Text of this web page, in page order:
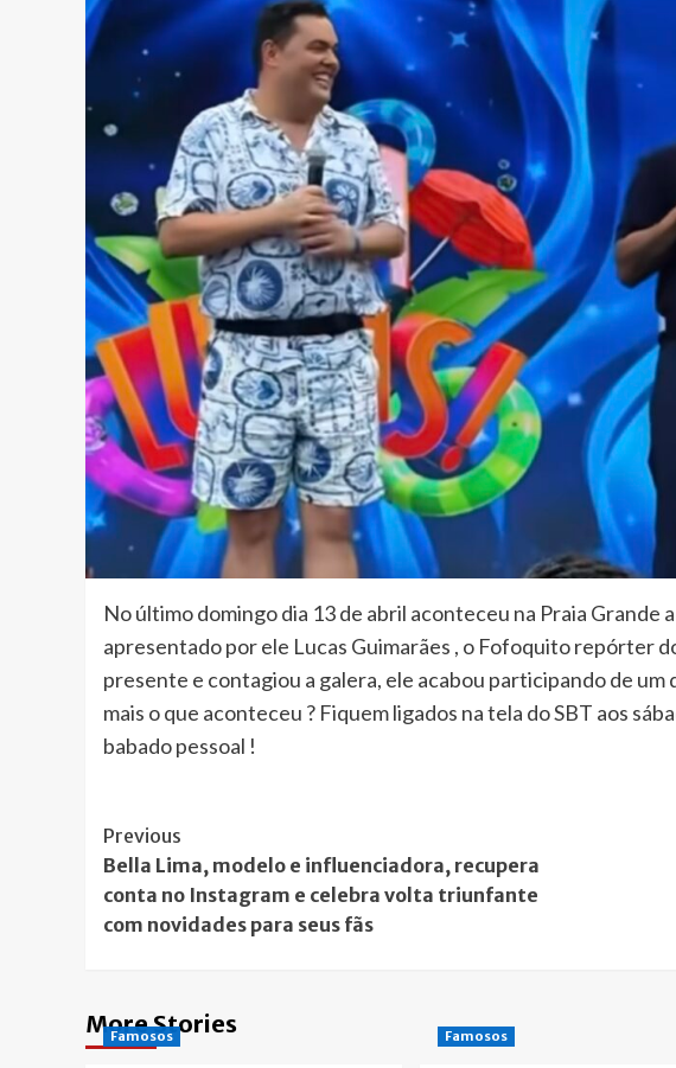
No último domingo dia 13 de abril aconteceu na Praia Grande
apresentado por ele Lucas Guimarães , o Fofoquito repórter
presente e contagiou a galera, ele acabou participando de um
mais o que aconteceu ? Fiquem ligados na tela do SBT aos
babado pessoal !
Post
Navigation
Previous
Bella Lima, modelo e influenciadora, recupera
conta no Instagram e celebra volta triunfante
com novidades para seus fãs
More Stories
Famosos Famosos